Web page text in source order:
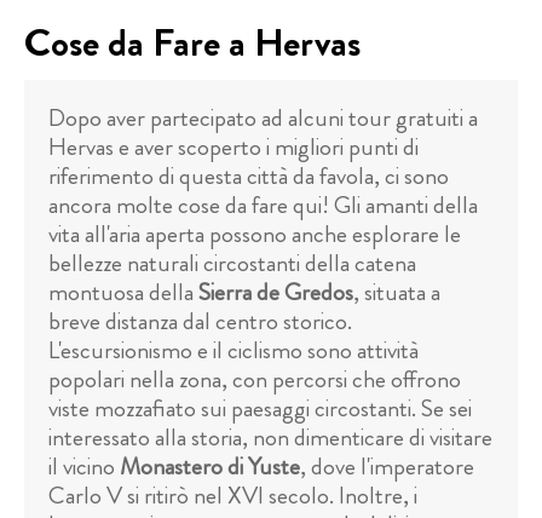
Cose da Fare a Hervas
Dopo aver partecipato ad alcuni tour gratuiti a
Hervas e aver scoperto i migliori punti di
riferimento di questa città da favola, ci sono
ancora molte cose da fare qui! Gli amanti della
vita all'aria aperta possono anche esplorare le
bellezze naturali circostanti della catena
montuosa dellaSierra de Gredos, situata a
breve distanza dal centro storico.
L'escursionismo e il ciclismo sono attività
popolari nella zona, con percorsi che offrono
viste mozzafiato sui paesaggi circostanti. Se sei
interessato alla storia, non dimenticare di visitare
il vicino Monastero di Yuste, dove l'imperatore
Carlo V si ritirò nel XVI secolo. Inoltre, i